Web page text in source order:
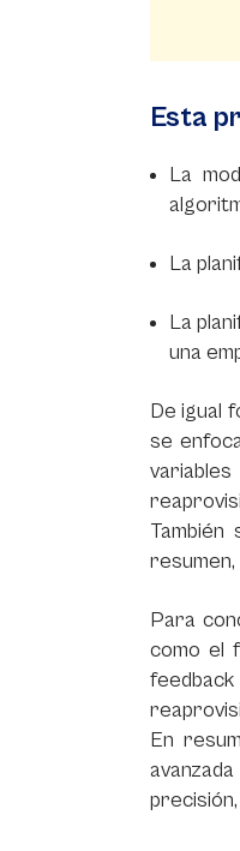
Esta
La
La
La
una
De igual
se
Para
como el
En